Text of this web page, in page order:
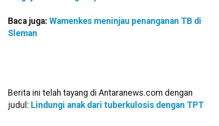
Baca juga: Wamenkes meninjau penanganan TB di
Sleman
Berita ini telah tayang di Antaranews.com dengan
judul: Lindungi anak dari tuberkulosis dengan TPT